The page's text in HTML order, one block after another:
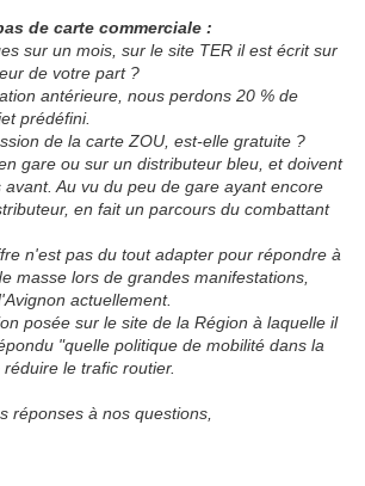
de carte commerciale :
sur un mois, sur le site TER il est écrit sur
de votre part ?
antérieure, nous perdons 20 % de
prédéfini.
de la carte ZOU, est-elle gratuite ?
gare ou sur un distributeur bleu, et doivent
Au vu du peu de gare ayant encore
en fait un parcours du combattant
n'est pas du tout adapter pour répondre à
masse lors de grandes manifestations,
actuellement.
posée sur le site de la Région à laquelle il
"quelle politique de mobilité dans la
le trafic routier.
réponses à nos questions,